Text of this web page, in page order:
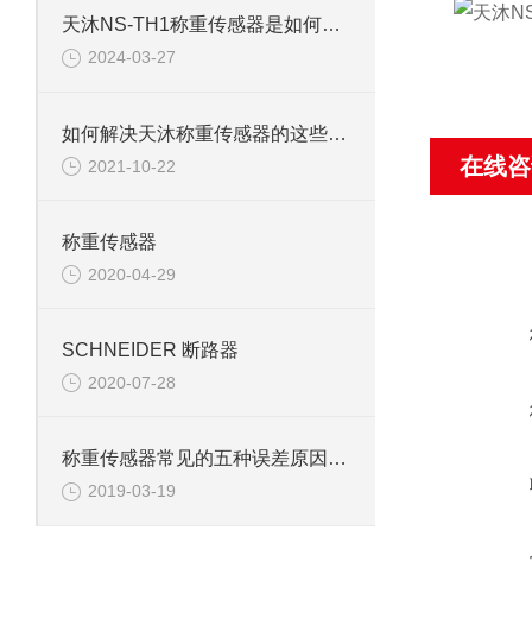
在线
天沐NS-TH1称重传感器是如何提升称重效率的
2024-03-27
如何解决天沐称重传感器的这些常见故障
2021-10-22
称重传感器
2020-04-29
SCHNEIDER 断路器
2020-07-28
称重传感器常见的五种误差原因分析
2019-03-19